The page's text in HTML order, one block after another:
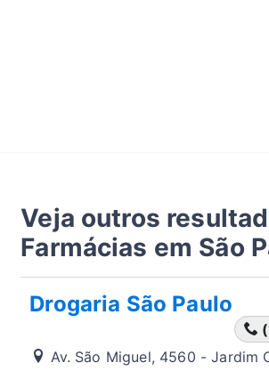
Veja outros
Farmácias em São
Drogaria São Paulo
Av. São Miguel, 4560 - Jardim